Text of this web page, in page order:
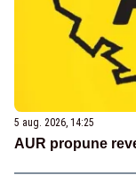
5 aug. 2026, 14:25
AUR propune